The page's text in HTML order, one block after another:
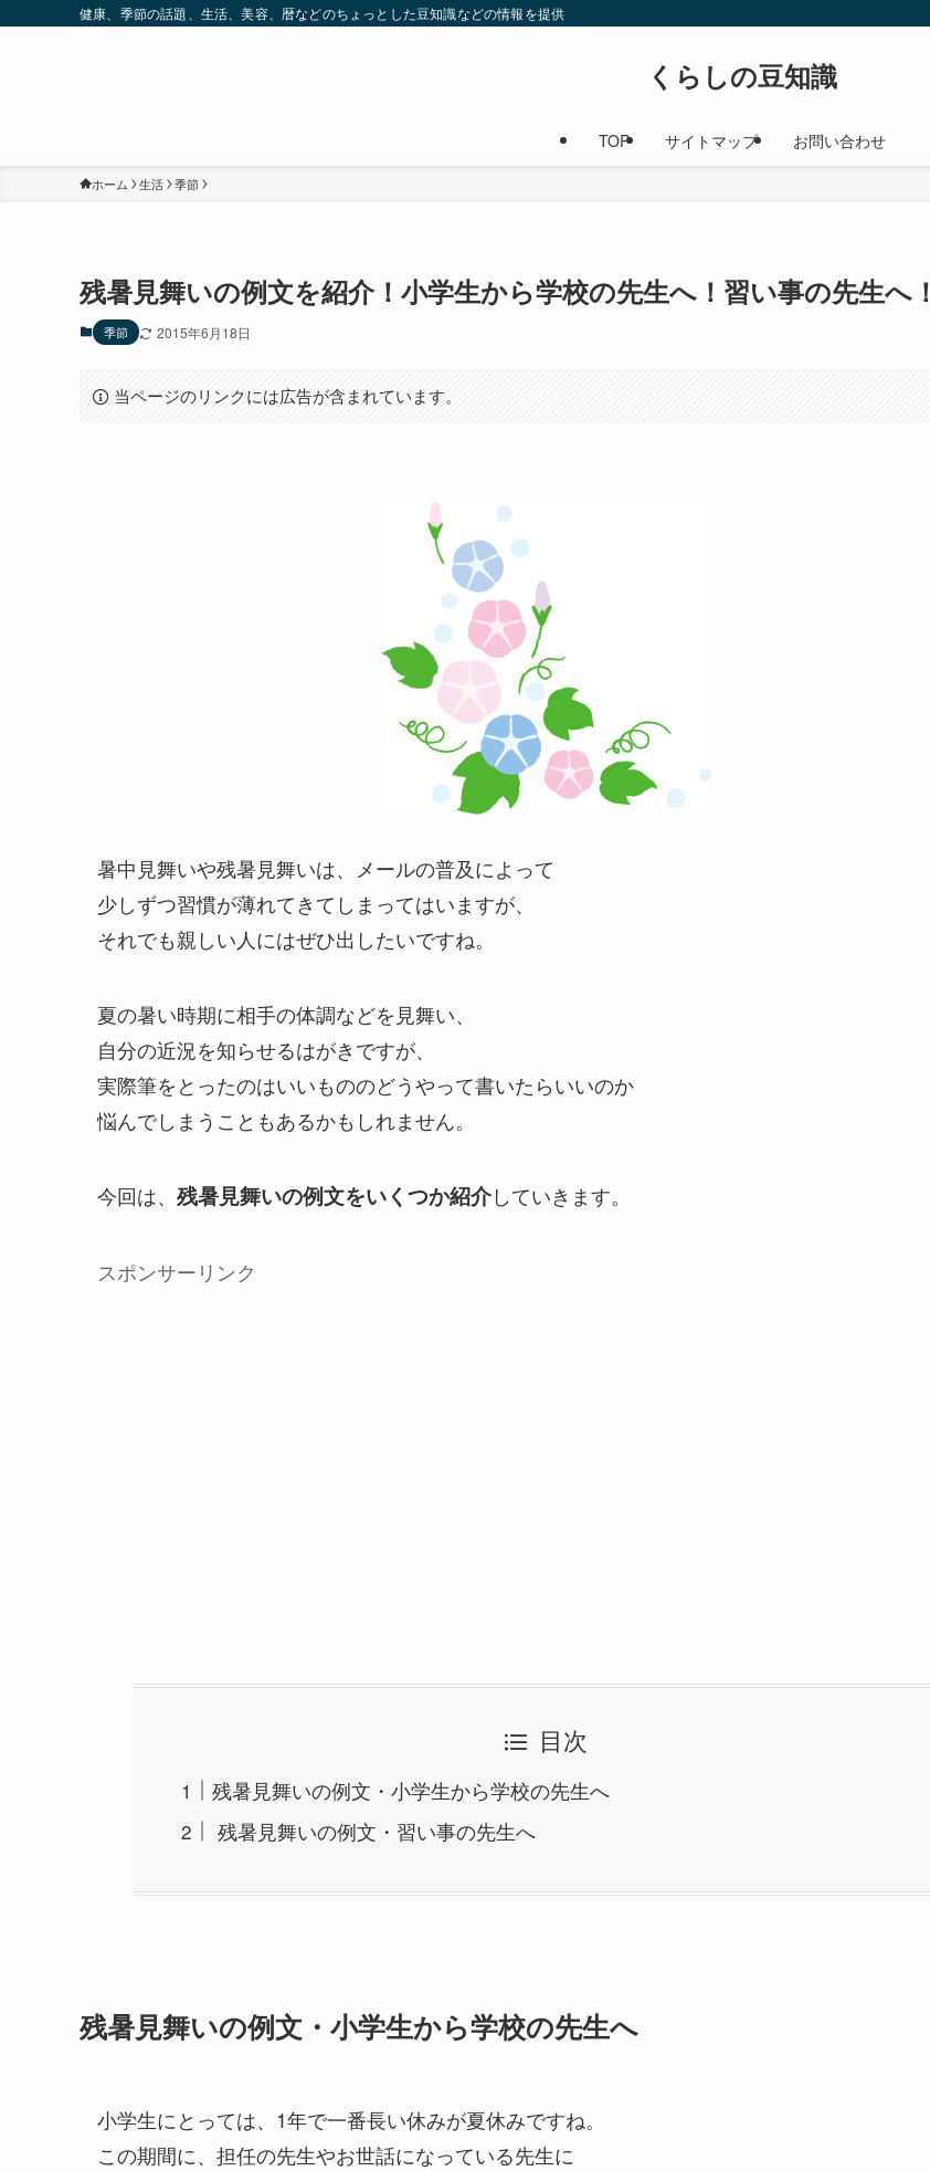
健康、季節の話題、生活、美容、暦などのちょっとした豆知識などの情報を提供
くらしの豆知識
TOP サイトマップ お問い合わせ
ホーム 生活 季節
残暑見舞いの例文を紹介！小学生から学校の先生へ！習い事の先生へ！
季節 2015年6月18日
当ページのリンクには広告が含まれています。
暑中見舞いや残暑見舞いは、メールの普及によって
少しずつ習慣が薄れてきてしまってはいますが、
それでも親しい人にはぜひ出したいですね。
夏の暑い時期に相手の体調などを見舞い、
自分の近況を知らせるはがきですが、
実際筆をとったのはいいもののどうやって書いたらいいのか
悩んでしまうこともあるかもしれません。
今回は、 残暑見舞いの例文をいくつか紹介していきます。
スポンサーリンク
目次
残暑見舞いの例文・小学生から学校の先生へ
残暑見舞いの例文・習い事の先生へ
残暑見舞いの例文・小学生から学校の先生へ
小学生にとっては、1年で一番長い休みが夏休みですね。
この期間に、担任の先生やお世話になっている先生に